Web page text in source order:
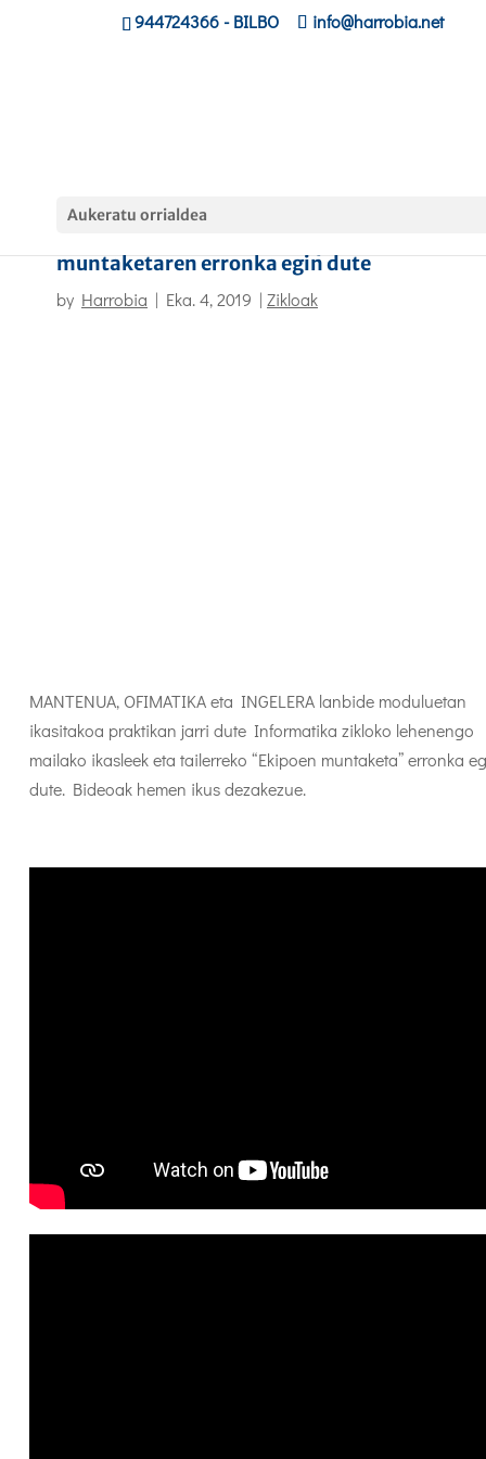
944724366- BILBO info@harrobia.net
Aukeratu orrialdea
muntaketaren erronka egin dute
by Harrobia | Eka. 4, 2019 | Zikloak
MANTENUA, OFIMATIKA eta INGELERA lanbide moduluetan
ikasitakoa praktikan jarri dute Informatika zikloko lehenengo
mailako ikasleek eta tailerreko “Ekipoen muntaketa” erronka
dute. Bideoak hemen ikus dezakezue.